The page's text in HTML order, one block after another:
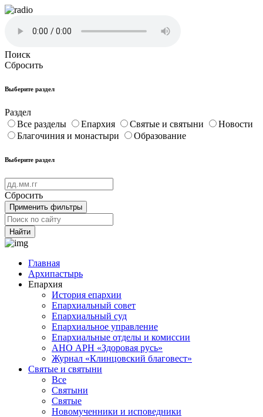
Поиск
Сбросить
Выберите раздел
Раздел
Все разделы
Епархия Святые и святыни
Новости
Благочиния и монастыри
Образование
Выберите раздел
Сбросить
Применить фильтры
Найти
Главная
Архипастырь
Епархия
История епархии
Епархиальный совет
Епархиальный суд
Епархиальное управление
Епархиальные отделы и комиссии
АНО АРН «Здоровая русь»
Журнал «Клинцовский благовест»
Святые и святыни
Все
Святыни
Святые
Новомученники и исповедники